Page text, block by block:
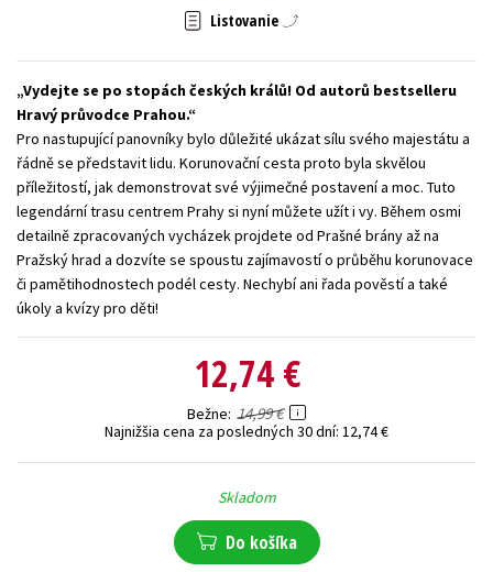
Učebnice
Výchova a pedagogika
Young adult
Young adult (SK)
Zdravie a životný štýl
Všetky tituly
Listovanie
Vydejte se po stopách českých králů! Od autorů bestselleru
Hravý průvodce Prahou.
Pro nastupující panovníky bylo důležité ukázat sílu svého majestátu a
řádně se představit lidu. Korunovační cesta proto byla skvělou
příležitostí, jak demonstrovat své výjimečné postavení a moc. Tuto
legendární trasu centrem Prahy si nyní můžete užít i vy. Během osmi
detailně zpracovaných vycházek projdete od Prašné brány až na
Pražský hrad a dozvíte se spoustu zajímavostí o průběhu korunovace
či pamětihodnostech podél cesty. Nechybí ani řada pověstí a také
úkoly a kvízy pro děti!
12,74 €
Bežne 14,99 €
Najnižšia cena za posledných 30 dní: 12,74 €
Skladom
Do košíka